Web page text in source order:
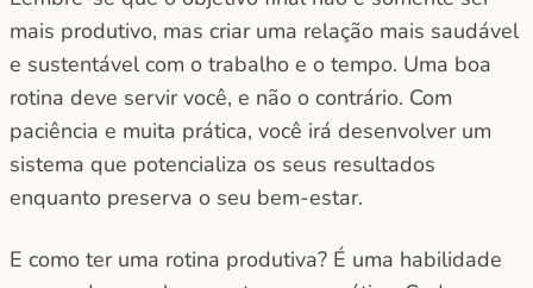
mais produtivo, mas criar uma relação mais saudável
e sustentável com o trabalho e o tempo. Uma boa
rotina deve servir você, e não o contrário. Com
paciência e muita prática, você irá desenvolver um
sistema que potencializa os seus resultados
enquanto preserva o seu bem-estar.
E como ter uma rotina produtiva? É uma habilidade